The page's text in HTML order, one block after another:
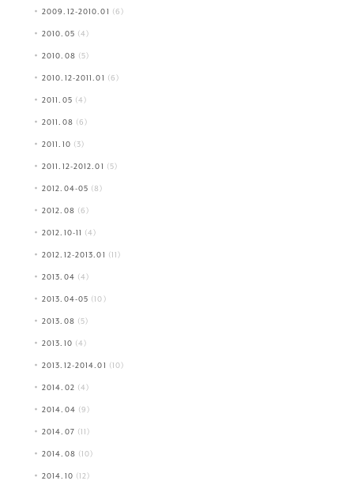
2009.12-2010.01 (6)
2010.05 (4)
2010.08 (5)
2010.12-2011.01 (6)
2011.05 (4)
2011.08 (6)
2011.10 (3)
2011.12-2012.01 (5)
2012.04-05 (8)
2012.08 (6)
2012.10-11 (4)
2012.12-2013.01 (11)
2013.04 (4)
2013.04-05 (10)
2013.08 (5)
2013.10 (4)
2013.12-2014.01 (10)
2014.02 (4)
2014.04 (9)
2014.07 (11)
2014.08 (10)
2014.10 (12)